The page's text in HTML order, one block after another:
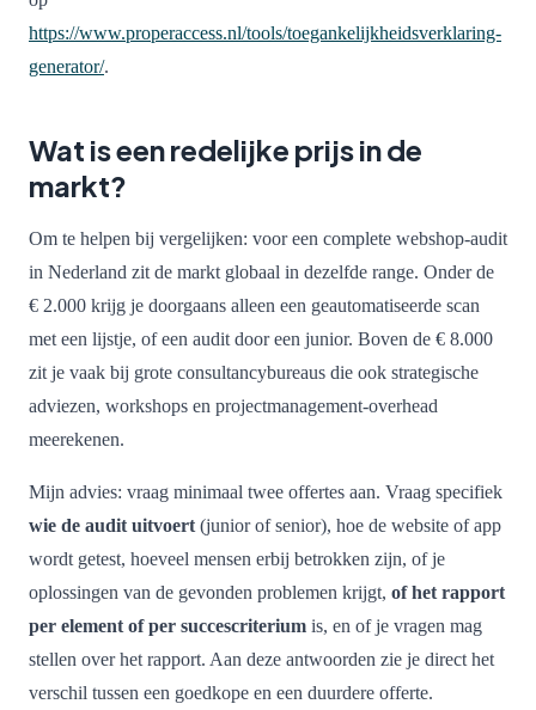
https://www.properaccess.nl/tools/toegankelijkheidsverklaring-
generator/.
Wat is een redelijke prijs in de
markt?
Om te helpen bij vergelijken: voor een complete webshop-audit
in Nederland zit de markt globaal in dezelfde range. Onder de
€ 2.000 krijg je doorgaans alleen een geautomatiseerde scan
met een lijstje, of een audit door een junior. Boven de € 8.000
zit je vaak bij grote consultancybureaus die ook strategische
adviezen, workshops en projectmanagement-overhead
meerekenen.
Mijn advies: vraag minimaal twee offertes aan. Vraag specifiek
wie de audit uitvoert(junior of senior), hoe de website of app
wordt getest, hoeveel mensen erbij betrokken zijn, of je
oplossingen van de gevonden problemen krijgt, of het rapport
per element of per succescriterium is, en of je vragen mag
stellen over het rapport. Aan deze antwoorden zie je direct het
verschil tussen een goedkope en een duurdere offerte.